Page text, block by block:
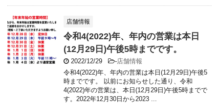
店舗情報
令和4(2022)年、年内の営業は本日
(12月29日)午後5時までです。
2022/12/29 -店舗情報
令和4(2022)年、年内の営業は本日(12月29日)午後5
時までです。 以前にお知らせした通り、令和
4(2022)年の営業は、本日(12月29日)午後5時までで
す。2022年12月30日から2023 ...